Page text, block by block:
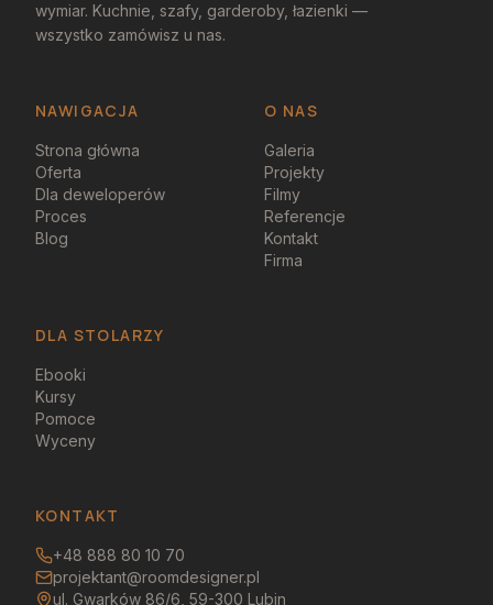
wymiar. Kuchnie, szafy, garderoby, łazienki —
wszystko zamówisz u nas.
NAWIGACJA O NAS
Strona główna
Oferta
Dla deweloperów
Proces
Blog
Galeria
Projekty
Filmy
Referencje
Kontakt
Firma
DLA STOLARZY
Ebooki
Kursy
Pomoce
Wyceny
KONTAKT
+48 888 80 10 70
projektant@roomdesigner.pl
ul. Gwarków 86/6, 59-300 Lubin